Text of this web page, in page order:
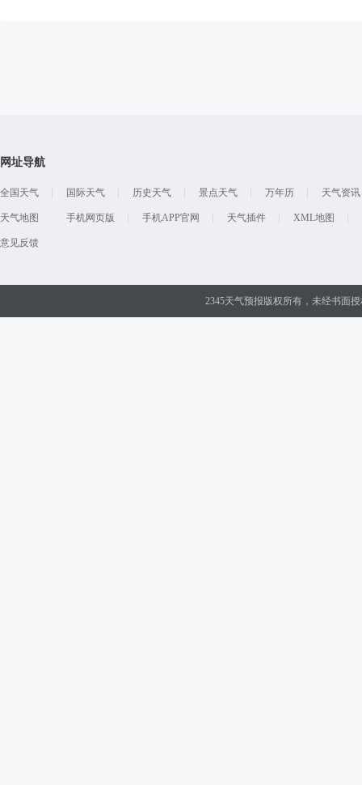
网址导航
全国天气 国际天气 历史天气 景点天气 万年历 天气资讯
天气地图 手机网页版 手机APP官网 天气插件 XML地图
意见反馈
2345天气预报版权所有，未经书面